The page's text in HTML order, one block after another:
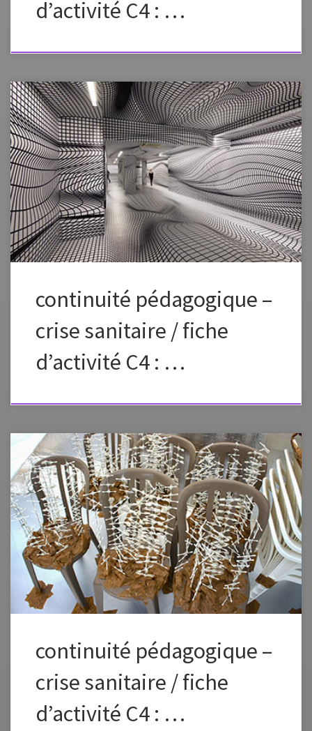
d’activité C4 : …
Fiche élaborée dans le cadre de la continuité pédagogique Fiche à
vous approprier en changeant la formulation, les images, en fonction
des capacités et des références de vos élèves. Préciser dans l’envoi aux
élèves que ce plan de travail est à effectuer en plusieurs étapes, un peu
chaque jour pour élaborer petit à petit une […]
continuité pédagogique –
crise sanitaire / fiche
d’activité C4 : …
Il s’agit de réfléchir et de détourner* un objet* de son quotidien afin de
créer un volume* artistique
continuité pédagogique –
crise sanitaire / fiche
d’activité C4 : …